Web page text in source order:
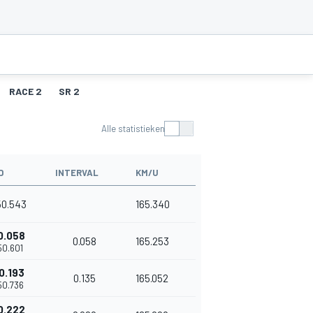
RACE 2 SR 2
Alle statistieken
INTERVAL KM/U
165.340
0.058 165.253
0.135 165.052